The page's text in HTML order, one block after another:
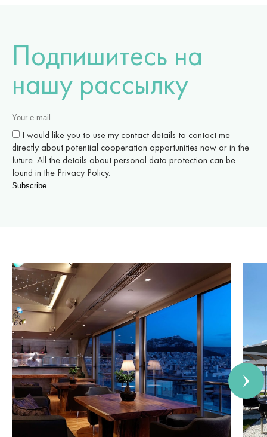
Подпишитесь на
нашу рассылку
I would like you to use my contact details to contact me
directly about potential cooperation opportunities now or in the
future. All the details about personal data protection can be
found in the Privacy Policy.